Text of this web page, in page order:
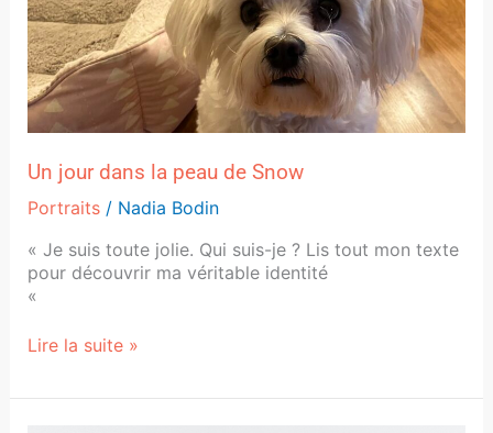
Un jour dans la peau de Snow
Portraits/ Nadia Bodin
« Je suis toute jolie. Qui suis-je ? Lis tout mon texte
pour découvrir ma véritable identité
«
de
Snow
Lire la suite »